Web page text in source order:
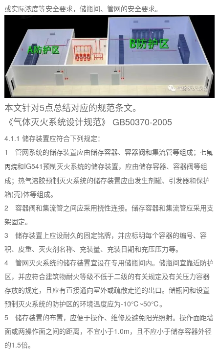
或实际浓度等安全要求，储瓶间、管网的安全要求。
本文针对5点总结对应的规范条文。
《气体灭火系统设计规范》 GB50370-2005
4.1.1 储存装置应符合下列规定：
1 管网系统的储存装置应由储存容器、容器阀和集流管等组成； 七氟
丙烷和IG541预制灭火系统的储存装置，应由储存容器、容器阀等组
成；热气溶胶预制灭火系统的储存装置应由发生剂罐、引发器和保护
箱(壳)体等组成。
2 容器阀和集流管之间应采用挠性连接。储存容器和集流管应采用支
架固定。
3 储存装置上应设耐久的固定铭牌，并应标明每个容器的编号、容
积、皮重、灭火剂名称、充装量、充装日期和充压压力等。
4 管网灭火系统的储存装置宜设在专用储瓶间内。储瓶间宜靠近防护
区，并应符合建筑物耐火等级不低于二级的有关规定及有关压力容器
存放的规定，且应有直接通向室外或疏散走道的出口。储瓶间和设置
预制灭火系统的防护区的环境温度应为-10℃~50℃。
5 储存装置的布置，应便于操作、维修及避免阳光照射。操作面距墙
面或两操作面之间的距离，不宜小于1.0m，且不应小于储存容器外径
的1.5倍。